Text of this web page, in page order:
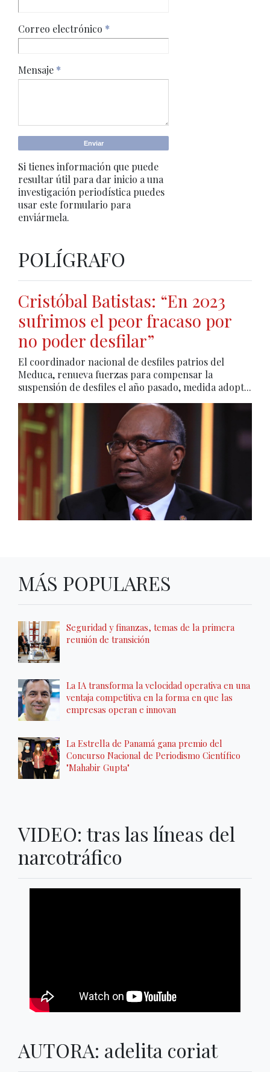
Correo electrónico *
Mensaje *
Si tienes información que puede
resultar útil para dar inicio a una
investigación periodística puedes
usar este formulario para
enviármela.
POLÍGRAFO
Cristóbal Batistas: “En 2023
sufrimos el peor fracaso por
no poder desfilar”
El coordinador nacional de desfiles patrios del
Meduca, renueva fuerzas para compensar la
suspensión de desfiles el año pasado, medida adopt...
MÁS POPULARES
Seguridad y finanzas, temas de la primera
reunión de transición
La IA transforma la velocidad operativa en una
ventaja competitiva en la forma en que las
empresas operan e innovan
La Estrella de Panamá gana premio del
Concurso Nacional de Periodismo Científico
"Mahabir Gupta"
VIDEO: tras las líneas del
narcotráfico
AUTORA: adelita coriat